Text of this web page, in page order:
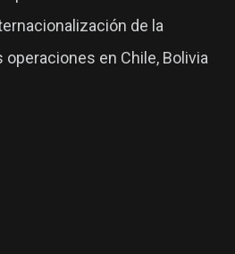
de la
operaciones en Chile, Bolivia